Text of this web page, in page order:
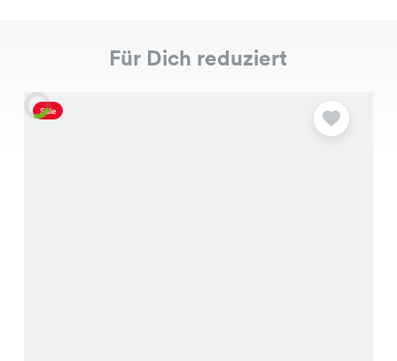
Für Dich reduziert
Sale